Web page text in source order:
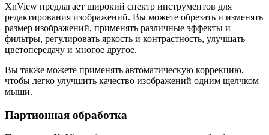
XnView предлагает широкий спектр инструментов для
редактирования изображений. Вы можете обрезать и изменять
размер изображений, применять различные эффекты и
фильтры, регулировать яркость и контрастность, улучшать
цветопередачу и многое другое.
Вы также можете применять автоматическую коррекцию,
чтобы легко улучшить качество изображений одним щелчком
мыши.
Партионная обработка